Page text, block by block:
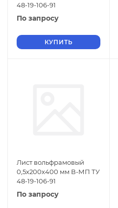
48-19-106-91
По запросу
КУПИТЬ
Лист вольфрамовый
0,5х200х400 мм В-МП ТУ
48-19-106-91
По запросу